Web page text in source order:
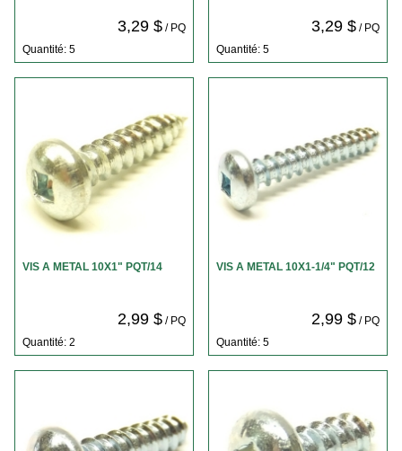
3,29 $/ PQ
Quantité: 5
3,29 $/ PQ
Quantité: 5
VIS A METAL 10X1" PQT/14
2,99 $/ PQ
Quantité: 2
VIS A METAL 10X1-1/4" PQT/12
2,99 $/ PQ
Quantité: 5